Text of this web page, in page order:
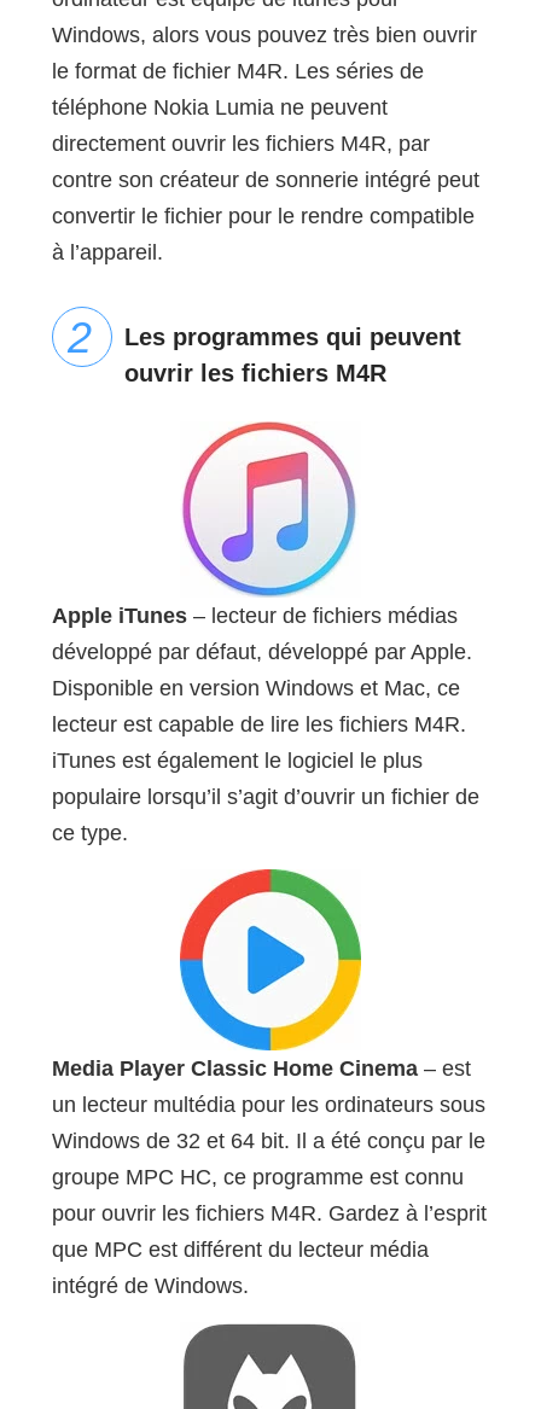
Windows, alors vous pouvez très bien ouvrir
le format de fichier M4R. Les séries de
téléphone Nokia Lumia ne peuvent
directement ouvrir les fichiers M4R, par
contre son créateur de sonnerie intégré peut
convertir le fichier pour le rendre compatible
à l’appareil.
Les programmes qui peuvent
ouvrir les fichiers M4R
Apple iTunes– lecteur de fichiers médias
développé par défaut, développé par Apple.
Disponible en version Windows et Mac, ce
lecteur est capable de lire les fichiers M4R.
iTunes est également le logiciel le plus
populaire lorsqu’il s’agit d’ouvrir un fichier de
ce type.
Media Player Classic Home Cinema– est
un lecteur multédia pour les ordinateurs sous
Windows de 32 et 64 bit. Il a été conçu par le
groupe MPC HC, ce programme est connu
pour ouvrir les fichiers M4R. Gardez à l’esprit
que MPC est différent du lecteur média
intégré de Windows.